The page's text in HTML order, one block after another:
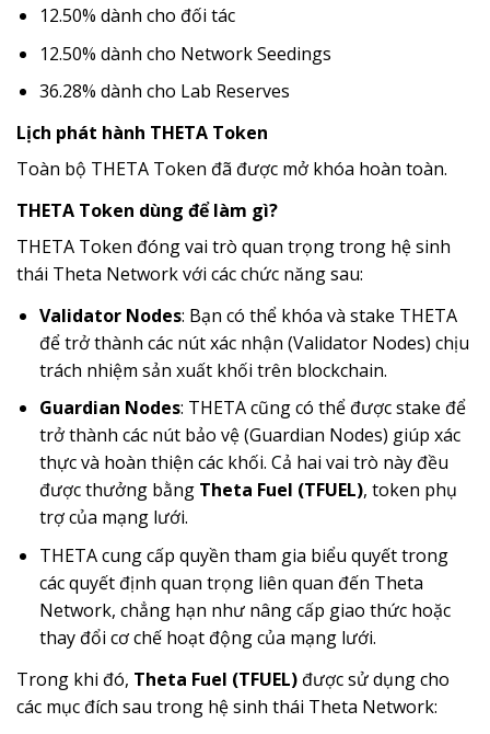
12.50% dành cho đối tác
12.50% dành cho Network Seedings
36.28% dành cho Lab Reserves
Lịch phát hành THETA Token
Toàn bộ THETA Token đã được mở khóa hoàn toàn.
THETA Token dùng để làm gì?
THETA Token đóng vai trò quan trọng trong hệ sinh
thái Theta Network với các chức năng sau:
Validator Nodes: Bạn có thể khóa và stake THETA
để trở thành các nút xác nhận (Validator Nodes) chịu
trách nhiệm sản xuất khối trên blockchain.
Guardian Nodes: THETA cũng có thể được stake để
trở thành các nút bảo vệ (Guardian Nodes) giúp xác
thực và hoàn thiện các khối. Cả hai vai trò này đều
được thưởng bằng Theta Fuel (TFUEL), token phụ
trợ của mạng lưới.
THETA cung cấp quyền tham gia biểu quyết trong
các quyết định quan trọng liên quan đến Theta
Network, chẳng hạn như nâng cấp giao thức hoặc
thay đổi cơ chế hoạt động của mạng lưới.
Trong khi đó, Theta Fuel (TFUEL) được sử dụng cho
các mục đích sau trong hệ sinh thái Theta Network: